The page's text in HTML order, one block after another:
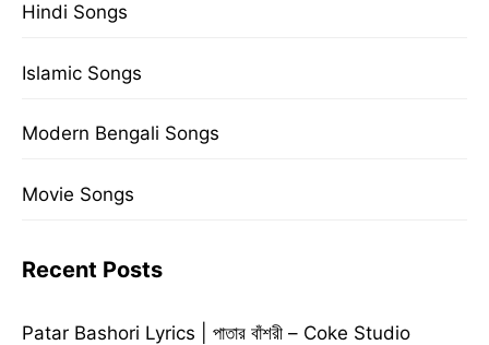
Hindi Songs
Islamic Songs
Modern Bengali Songs
Movie Songs
Recent Posts
Patar Bashori Lyrics | পাতার বাঁশরী – Coke Studio